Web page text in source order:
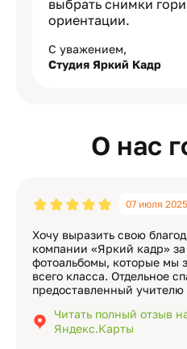
выбрать снимки
ориентации.
С уважением,
Студия Яркий Кадр
О нас
07 июля 2025
Хочу выразить свою
компании «Яркий кадр»
фотоальбомы, которые мы
всего класса. Отдельное
предоставленный учителю
подчёркивает значимость
Качество альбомов на
Читать полный отзыв
Яндекс.Карты